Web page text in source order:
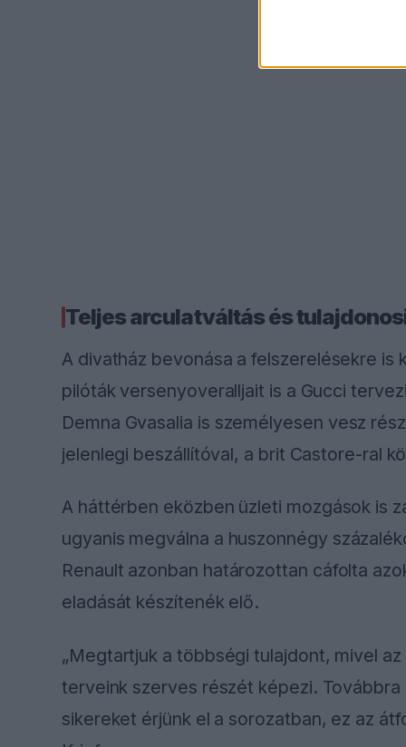
Teljes arculatváltás és
A divatház bevonása a felszerelésekre is
pilóták versenyoveralljait is a Gucci
Demna Gvasalia is személyesen vesz
jelenlegi beszállítóval, a brit Castore-ral
A háttérben eközben üzleti mozgások is
ugyanis megválna a huszonnégy
Renault azonban határozottan cáfolta
eladását készítenék elő.
„Megtartjuk a többségi tulajdont, mivel
terveink szerves részét képezi. Továbbra
sikereket érjünk el a sorozatban, ez az